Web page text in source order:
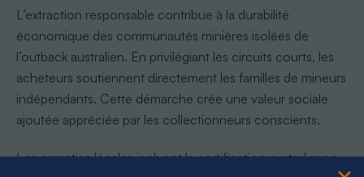
L’extraction responsable contribue à la durabilité
économique des communautés minières isolées de
l’outback australien. En privilégiant les circuits courts, les
acheteurs soutiennent directement les familles de mineurs
indépendants. Cette démarche crée une valeur sociale
ajoutée appréciée par les collectionneurs conscients.
Les garanties légales incluent la certification australienne